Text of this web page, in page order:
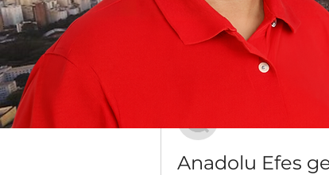
Discussão Mídia
Anadolu Efes